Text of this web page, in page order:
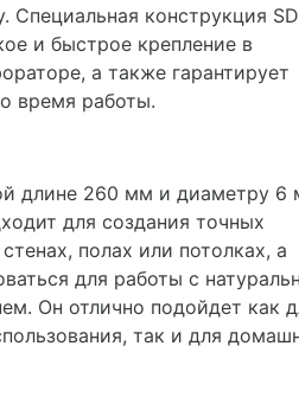
Специальная конструкция
и быстрое крепление в
а также гарантирует
время работы.
длине 260 мм и диаметру 6
для создания точных
полах или потолках, а
для работы с
Он отлично подойдет как
так и для